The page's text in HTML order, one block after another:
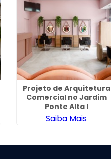
Projeto de Arquitetura
Comercial no Jardim
Ponte Alta I
Saiba Mais